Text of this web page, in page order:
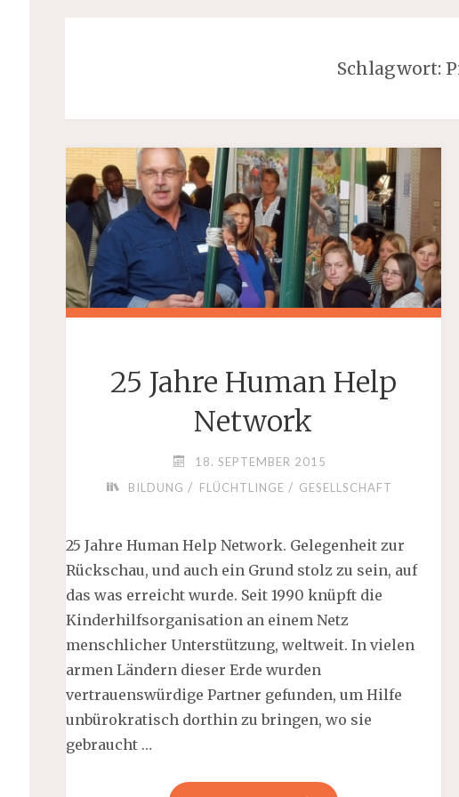
Schlagwort:
25 Jahre Human Help
Network
18. SEPTEMBER 2015
BILDUNG / FLÜCHTLINGE / GESELLSCHAFT
25 Jahre Human Help Network. Gelegenheit zur
Rückschau, und auch ein Grund stolz zu sein, auf
das was erreicht wurde. Seit 1990 knüpft die
Kinderhilfsorganisation an einem Netz
menschlicher Unterstützung, weltweit. In vielen
armen Ländern dieser Erde wurden
vertrauenswürdige Partner gefunden, um Hilfe
unbürokratisch dorthin zu bringen, wo sie
gebraucht …